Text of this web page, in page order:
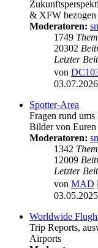
& XFW bezogen
Moderatoren:
1749
20302
Letzter
von
Spotter-Area
Fragen rund
Bilder von
Moderatoren:
1342
12009
Letzter
von MAD
Worldwide
Trip Reports,
Airports